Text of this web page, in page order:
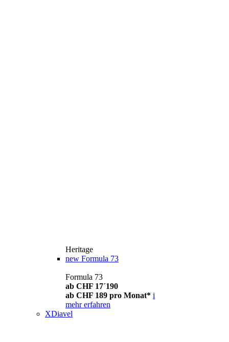
Heritage
new Formula 73
Formula 73
ab CHF 17´190
ab CHF 189 pro Monat* i
mehr erfahren
XDiavel